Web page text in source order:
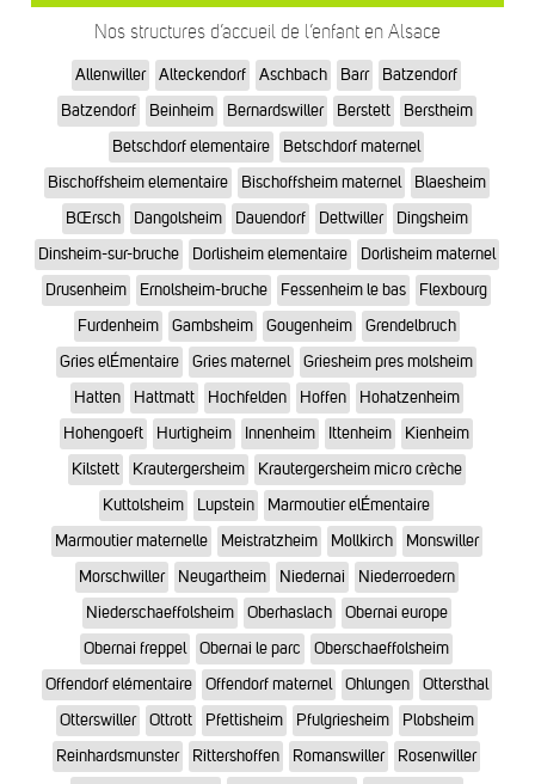
Nos structures d’accueil de l’enfant en Alsace
Allenwiller Alteckendorf Aschbach Barr
Batzendorf
Batzendorf
Beinheim Bernardswiller Berstett
Berstheim
Betschdorf elementaire
Betschdorf maternel
Bischoffsheim elementaire
Bischoffsheim maternel
Blaesheim
BŒrsch
Dangolsheim Dauendorf Dettwiller
Dingsheim
Dinsheim-sur-bruche
Dorlisheim elementaire
Dorlisheim maternel
Drusenheim
Ernolsheim-bruche Fessenheim le bas
Flexbourg
Furdenheim
Gambsheim Gougenheim
Grendelbruch
Gries elÉmentaire
Gries maternel
Griesheim pres molsheim
Hatten
Hattmatt Hochfelden Hoffen
Hohatzenheim
Hohengoeft
Hurtigheim Innenheim Ittenheim
Kienheim
Kilstett
Krautergersheim
Krautergersheim micro crèche
Kuttolsheim
Lupstein
Marmoutier elÉmentaire
Marmoutier maternelle
Meistratzheim Mollkirch
Monswiller
Morschwiller
Neugartheim Niedernai
Niederroedern
Niederschaeffolsheim
Oberhaslach
Obernai europe
Obernai freppel
Obernai le parc
Oberschaeffolsheim
Offendorf elémentaire
Offendorf maternel Ohlungen
Ottersthal
Otterswiller
Ottrott Pfettisheim Pfulgriesheim
Plobsheim
Reinhardsmunster
Rittershoffen Romanswiller
Rosenwiller